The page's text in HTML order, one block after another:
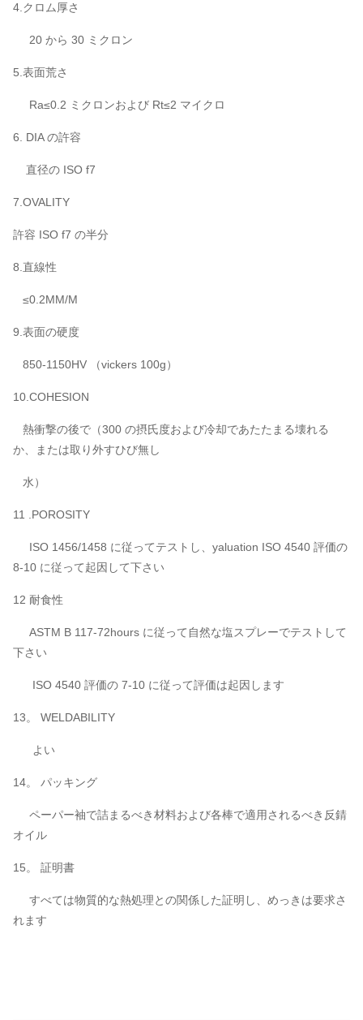
4.クロム厚さ
20 から 30 ミクロン
5.表面荒さ
Ra≤0.2 ミクロンおよび Rt≤2 マイクロ
6. DIA の許容
直径の ISO f7
7.OVALITY
許容 ISO f7 の半分
8.直線性
≤0.2MM/M
9.表面の硬度
850-1150HV （vickers 100g）
10.COHESION
熱衝撃の後で（300 の摂氏度および冷却であたたまる壊れる
か、または取り外すひび無し
水）
11 .POROSITY
ISO 1456/1458 に従ってテストし、yaluation ISO 4540 評価の
8-10 に従って起因して下さい
12 耐食性
ASTM B 117-72hours に従って自然な塩スプレーでテストして
下さい
ISO 4540 評価の 7-10 に従って評価は起因します
13。 WELDABILITY
よい
14。 パッキング
ペーパー袖で詰まるべき材料および各棒で適用されるべき反錆
オイル
15。 証明書
すべては物質的な熱処理との関係した証明し、めっきは要求さ
れます